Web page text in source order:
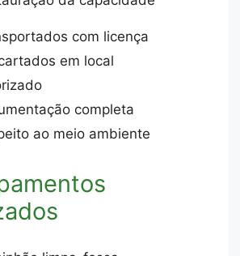
com licença
em local
completa
ao meio ambiente